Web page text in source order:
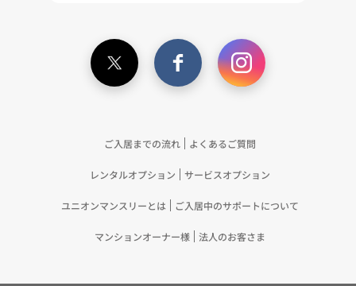
記載の目的で利用するため（12）本ポリシーへの同
意に基づき、提携事業者等が取得した個人関連情報
の提供を受け、当社が既に有している個人情報を突
ービス、マーケティング活動、お問い合わせ対応お
5.お客様・オーナー様の個人情報の第三者への提
取り扱う個人情報を、あらかじめお客様およびオー
ナー様の同意を得ないで、第三者に提供いたしませ
ご入居までの流れ よくあるご質問
レンタルオプション サービスオプション
ユニオンマンスリーとは ご入居中のサポートについて
マンションオーナー様 法人のお客さま